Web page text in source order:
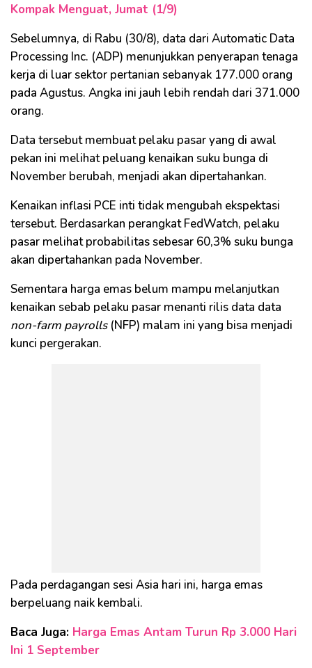
Kompak Menguat, Jumat (1/9)
Sebelumnya, di Rabu (30/8), data dari Automatic Data
Processing Inc. (ADP) menunjukkan penyerapan tenaga
kerja di luar sektor pertanian sebanyak 177.000 orang
pada Agustus. Angka ini jauh lebih rendah dari 371.000
orang.
Data tersebut membuat pelaku pasar yang di awal
pekan ini melihat peluang kenaikan suku bunga di
November berubah, menjadi akan dipertahankan.
Kenaikan inflasi PCE inti tidak mengubah ekspektasi
tersebut. Berdasarkan perangkat FedWatch, pelaku
pasar melihat probabilitas sebesar 60,3% suku bunga
akan dipertahankan pada November.
Sementara harga emas belum mampu melanjutkan
kenaikan sebab pelaku pasar menanti rilis data data
non-farm payrolls(NFP) malam ini yang bisa menjadi
kunci pergerakan.
Pada perdagangan sesi Asia hari ini, harga emas
berpeluang naik kembali.
Baca Juga: Harga Emas Antam Turun Rp 3.000 Hari
Ini 1 September